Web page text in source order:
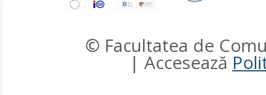
© Facultatea de
| Accesează